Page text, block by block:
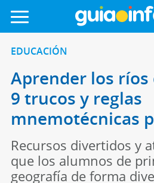
EDUCACIÓN
Aprender los
9 trucos y reglas
mnemotécnicas
Recursos divertidos y
que los alumnos de
geografía de forma